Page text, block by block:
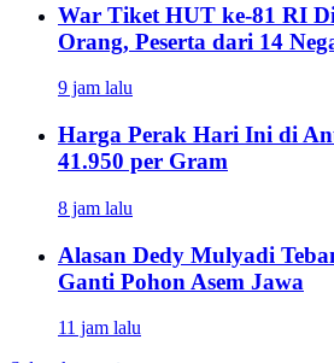
War Tiket HUT ke-81 RI
Orang, Peserta dari 14
9 jam lalu
Harga Perak Hari Ini di
41.950 per Gram
8 jam lalu
Alasan Dedy Mulyadi
Ganti Pohon Asem Jawa
11 jam lalu